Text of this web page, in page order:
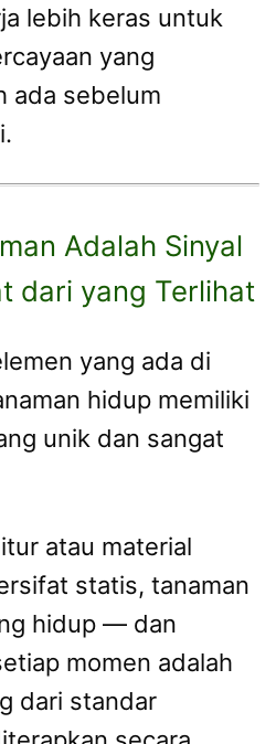
lebih keras untuk
yang
ada sebelum
Adalah Sinyal
dari yang Terlihat
yang ada di
hidup memiliki
unik dan sangat
atau material
statis, tanaman
hidup — dan
momen adalah
dari standar